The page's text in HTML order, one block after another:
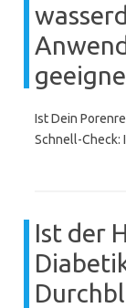
Ist Dein
Schnell-Check:
Ist der